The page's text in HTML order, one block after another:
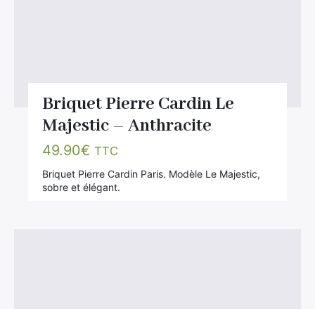
Briquet Pierre Cardin Le
Majestic – Anthracite
49.90€ TTC
Briquet Pierre Cardin Paris. Modèle Le Majestic,
sobre et élégant.